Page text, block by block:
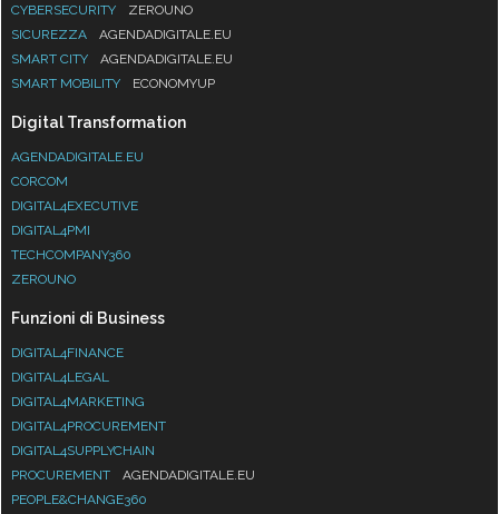
CYBERSECURITY
ZEROUNO
SICUREZZA
AGENDADIGITALE.EU
SMART CITY
AGENDADIGITALE.EU
SMART MOBILITY
ECONOMYUP
Digital Transformation
AGENDADIGITALE.EU
CORCOM
DIGITAL4EXECUTIVE
DIGITAL4PMI
TECHCOMPANY360
ZEROUNO
Funzioni di Business
DIGITAL4FINANCE
DIGITAL4LEGAL
DIGITAL4MARKETING
DIGITAL4PROCUREMENT
DIGITAL4SUPPLYCHAIN
PROCUREMENT
AGENDADIGITALE.EU
PEOPLE&CHANGE360